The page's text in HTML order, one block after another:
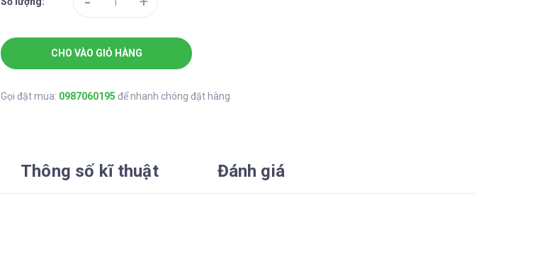
CHO VÀO GIỎ HÀNG
Gọi đặt mua: 0987060195 để nhanh chóng đặt hàng
Thông số kĩ thuật Đánh giá